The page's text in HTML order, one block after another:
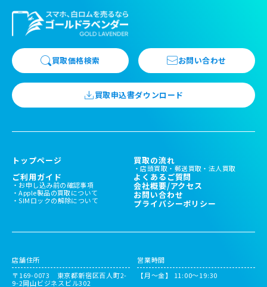
買取価格検索 お問い合わせ
買取申込書ダウンロード
トップページ 買取の流れ
店頭買取 郵送買取 法人買取
ご利用ガイド
お申し込み前の確認事項
Apple製品の買取について
SIMロックの解除について
よくあるご質問
会社概要/アクセス
お問い合わせ
プライバシーポリシー
店舗住所
〒169-0073 東京都新宿区百人町2-
9-2岡山ビジネスビル302
営業時間
【月～金】 11:00〜19:30